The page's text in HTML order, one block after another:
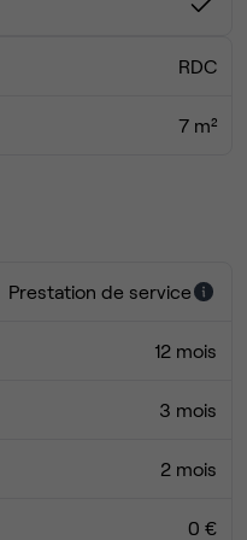
RDC
7 m²
Prestation de service
12 mois
3 mois
2 mois
0 €